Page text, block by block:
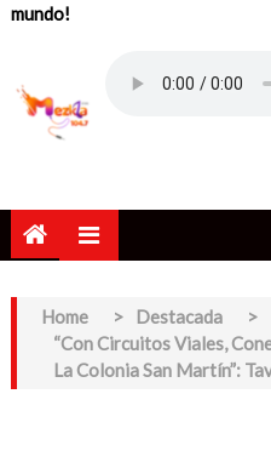
mundo!
Home > Destacada
>
“Con Circuitos Viales,
La Colonia San Martín”: